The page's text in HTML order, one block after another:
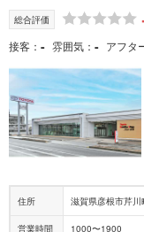
総合評価
接客 - 雰囲気 - アフタ
住所 滋賀県彦根市芹川
営業時間 1000〜1900